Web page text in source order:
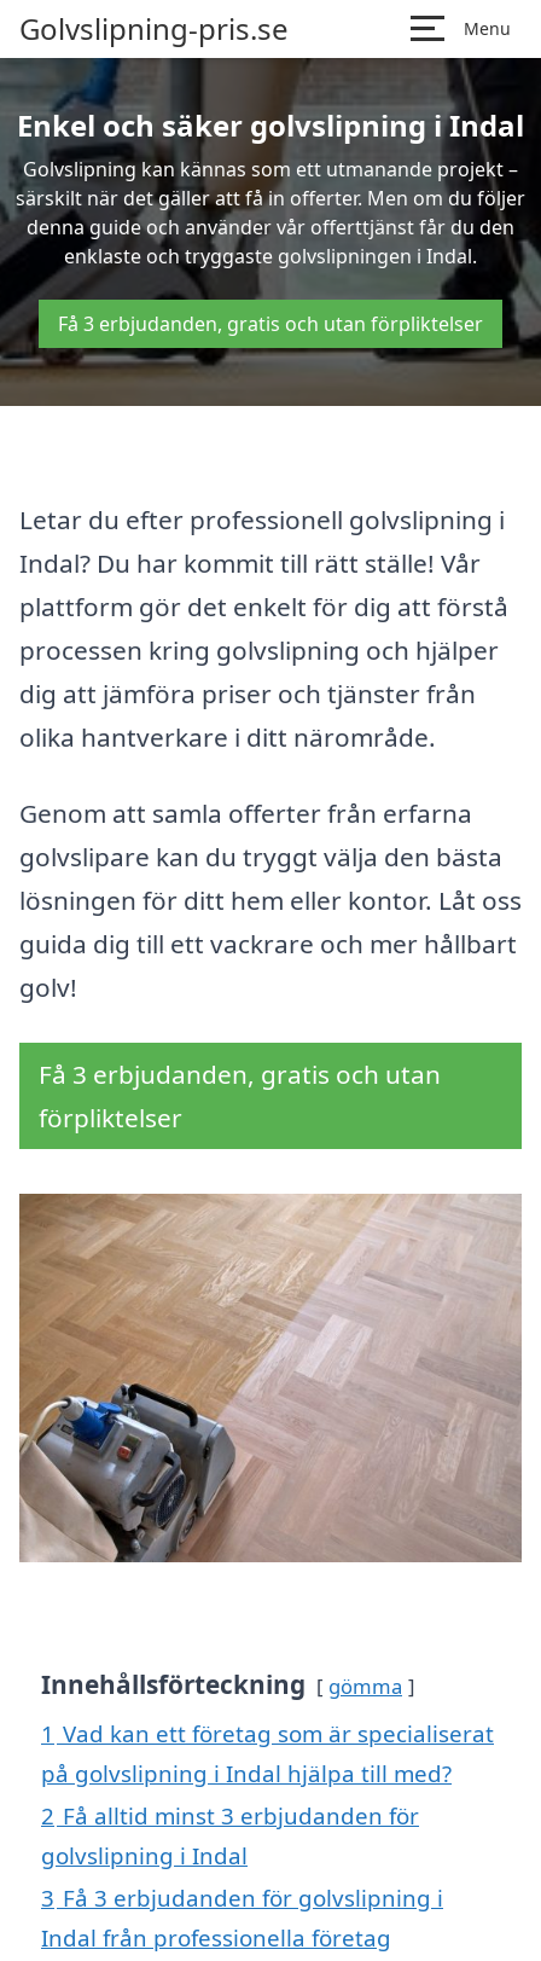
Golvslipning-pris.se Menu
Enkel och säker golvslipning i Indal
Golvslipning kan kännas som ett utmanande projekt –
särskilt när det gäller att få in offerter. Men om du följer
denna guide och använder vår offerttjänst får du den
enklaste och tryggaste golvslipningen i Indal.
Få 3 erbjudanden, gratis och utan förpliktelser
Letar du efter professionell golvslipning i
Indal? Du har kommit till rätt ställe! Vår
plattform gör det enkelt för dig att förstå
processen kring golvslipning och hjälper
dig att jämföra priser och tjänster från
olika hantverkare i ditt närområde.
Genom att samla offerter från erfarna
golvslipare kan du tryggt välja den bästa
lösningen för ditt hem eller kontor. Låt oss
guida dig till ett vackrare och mer hållbart
golv!
Få 3 erbjudanden, gratis och utan
förpliktelser
Innehållsförteckning gömma
1 Vad kan ett företag som är specialiserat
på golvslipning i Indal hjälpa till med?
2 Få alltid minst 3 erbjudanden för
golvslipning i Indal
3 Få 3 erbjudanden för golvslipning i
Indal från professionella företag